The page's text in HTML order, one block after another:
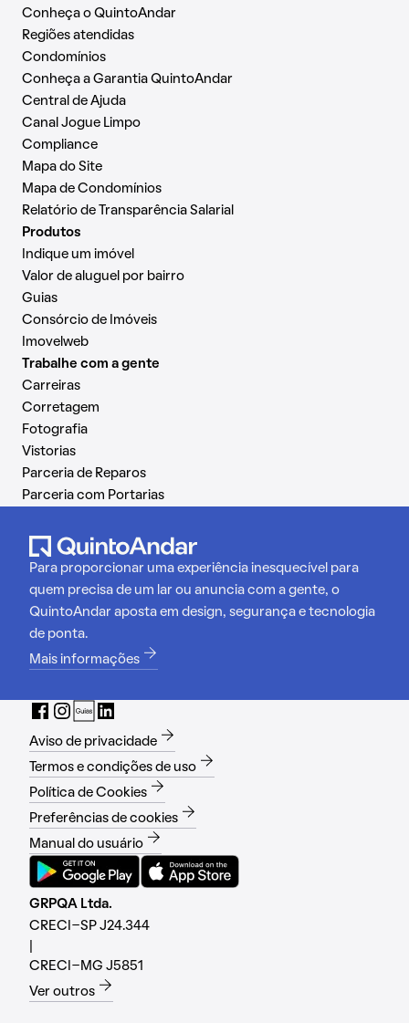
Conheça o QuintoAndar
Regiões atendidas
Condomínios
Conheça a Garantia QuintoAndar
Central de Ajuda
Canal Jogue Limpo
Compliance
Mapa do Site
Mapa de Condomínios
Relatório de Transparência Salarial
Produtos
Indique um imóvel
Valor de aluguel por bairro
Guias
Consórcio de Imóveis
Imovelweb
Trabalhe com a gente
Carreiras
Corretagem
Fotografia
Vistorias
Parceria de Reparos
Parceria com Portarias
Para proporcionar uma experiência inesquecível para
quem precisa de um lar ou anuncia com a gente, o
QuintoAndar aposta em design, segurança e tecnologia
de ponta.
Mais informações
Aviso de privacidade
Termos e condições de uso
Política de Cookies
Preferências de cookies
Manual do usuário
GRPQA Ltda.
CRECI-SP J24.344
CRECI-MG J5851
Ver outros